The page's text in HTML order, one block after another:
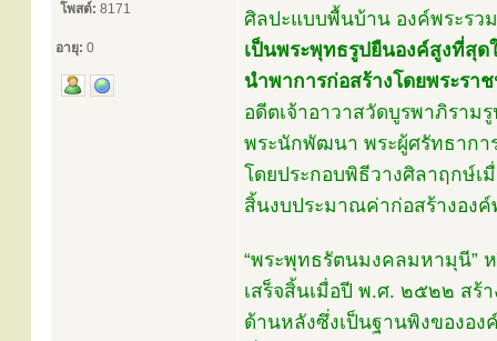
โพสต์: 8171
อายุ: 0
ศิลปะแบบพื้นบ้าน องค์พระร
เป็นพระพุทธรูปยืนองค์สูงที่สุด
นำพาการก่อสร้างโดยพระร
อดีตเจ้าอาวาสวัดบูรพาภิราม
พระนักพัฒนา พระผู้ศรัทธากา
โดยประกอบพิธีวางศิลาฤกษ์เ
สิ้นงบประมาณค่าก่อสร้างอง
“พระพุทธรัตนมงคลมหามุนี”
เสร็จสิ้นเมื่อปี พ.ศ. ๒๕๒๒ สร้า
ด้านหลังซึ่งเป็นฐานพิงขององ